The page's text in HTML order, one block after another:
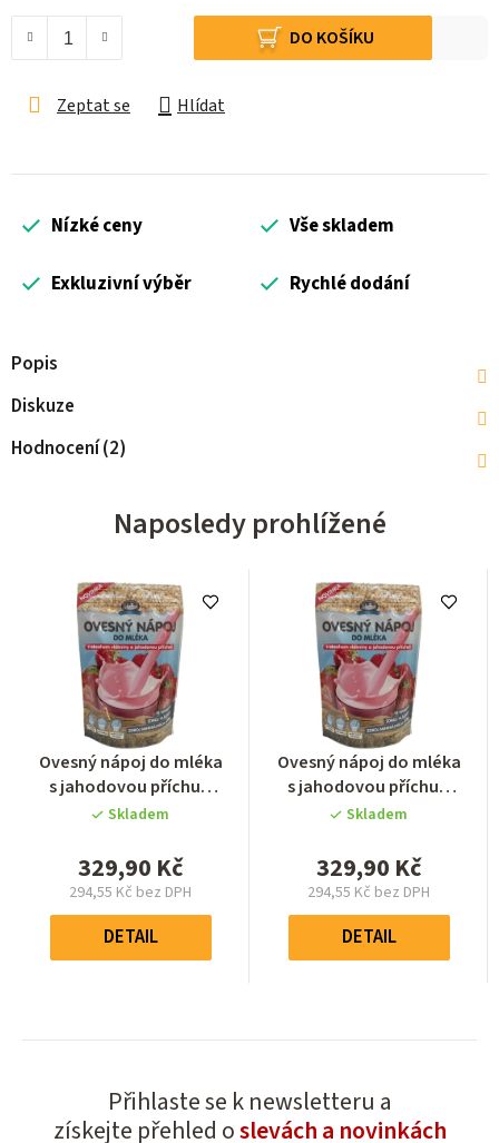
DO KOŠÍKU
Zeptat se Hlídat
Nízké ceny Vše skladem
Exkluzivní výběr Rychlé dodání
Popis
Diskuze
Hodnocení (2)
Naposledy prohlížené
Průměrné
hodnocení
produktu
5,0
z
hvězdiček.
Ovesný nápoj do mléka
s jahodovou příchutí
2000g (10 x 200g)
Skladem
329,90 Kč
294,55 Kč bez DPH
Měrná
cena:
DETAIL
Průměrné
hodnocení
produktu
5,0
z
hvězdiček.
Ovesný nápoj do mléka
s jahodovou příchutí
2000g (10 x 200g)
Skladem
329,90 Kč
294,55 Kč bez DPH
Měrná
cena:
DETAIL
Přihlaste se k newsletteru a
získejte přehled oslevách a novinkách